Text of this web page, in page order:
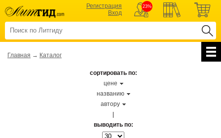
Регистрация
Вход
23%
Главная → Каталог
сортировать по:
цене
названию
автору
выводить по: